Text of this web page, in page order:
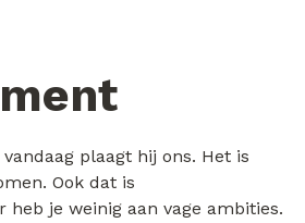
plaagt hij ons. Het is
Ook dat is
je weinig aan vage ambities.